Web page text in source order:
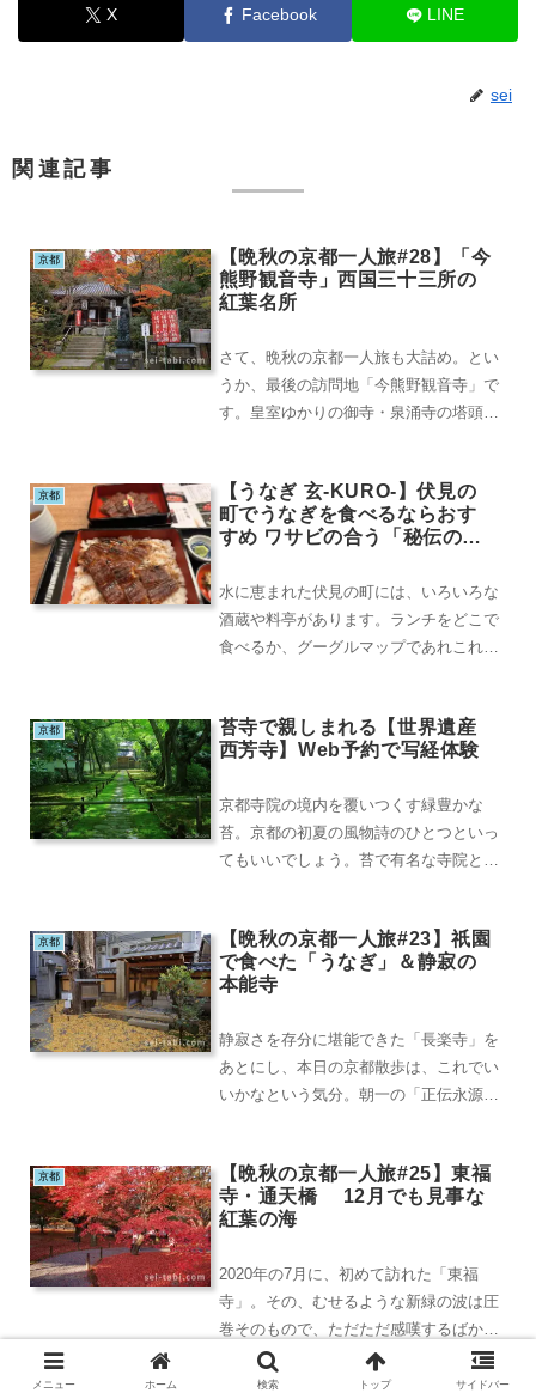
X Facebook LINE
sei
関連記事
京都
【晩秋の京都一人旅#28】「今
熊野観音寺」西国三十三所の
紅葉名所
さて、晩秋の京都一人旅も大詰め。とい
うか、最後の訪問地「今熊野観音寺」で
す。皇室ゆかりの御寺・泉涌寺の塔頭な
京都
【うなぎ 玄-KURO-】伏見の
町でうなぎを食べるならおす
すめ ワサビの合う「秘伝のた
水に恵まれた伏見の町には、いろいろな
酒蔵や料亭があります。ランチをどこで
食べるか、グーグルマップであれこれと
京都
苔寺で親しまれる【世界遺産
西芳寺】Web予約で写経体験
京都寺院の境内を覆いつくす緑豊かな
苔。京都の初夏の風物詩のひとつといっ
てもいいでしょう。苔で有名な寺院とし
京都
【晩秋の京都一人旅#23】祇園
で食べた「うなぎ」＆静寂の
本能寺
静寂さを存分に堪能できた「長楽寺」を
あとにし、本日の京都散歩は、これでい
いかなという気分。朝一の「正伝永源
京都
【晩秋の京都一人旅#25】東福
寺・通天橋 12月でも見事な
紅葉の海
2020年の7月に、初めて訪れた「東福
寺」。その、むせるような新緑の波は圧
巻そのもので、ただただ感嘆するばかり
でした。これです↓7月の東福寺の様子は
こちらこの新...
メニュー ホーム 検索 トップ サイドバー